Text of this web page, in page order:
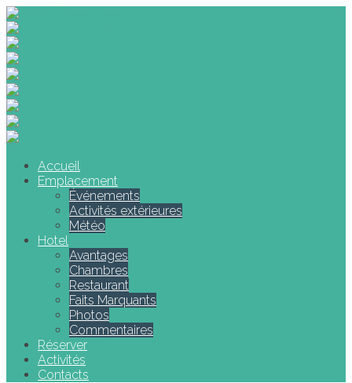
Accueil
Emplacement
Événements
Activités extérieures
Météo
Hotel
Avantages
Chambres
Restaurant
Faits Marquants
Photos
Commentaires
Réserver
Activités
Contacts